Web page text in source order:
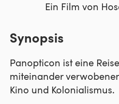
Ein Film von
Synopsis
Panopticon ist eine
miteinander
Kino und Kolonialismus.